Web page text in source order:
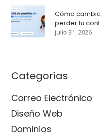
Cómo
perder tu
julio 31, 2026
Categorías
Correo Electrónico
Diseño Web
Dominios